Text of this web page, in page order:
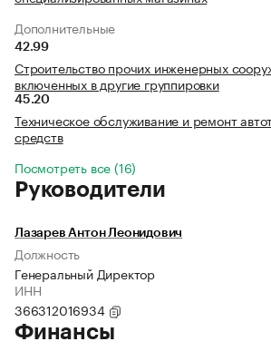
Дополнительные
42.99
Строительство прочих инженерных
включенных в другие группировки
45.20
Техническое обслуживание и ремонт
средств
Посмотреть все (16)
Руководители
Лазарев Антон Леонидович
Должность
Генеральный Директор
ИНН
366312016934
Финансы